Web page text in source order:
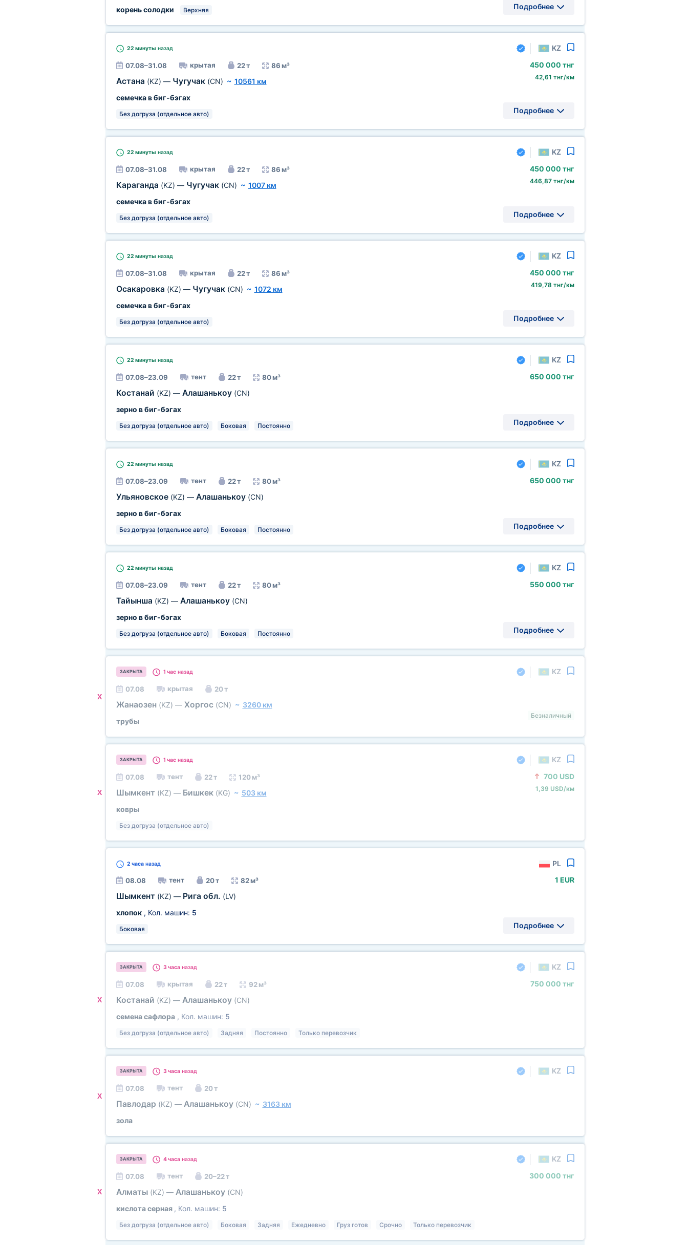
корень солодки
Верхняя Подробнее
22 минуты назад KZ
07.08–31.08 крытая 22 т 86 м³
Астана (KZ) — Чугучак (CN) ~ 10561 км
семечка в биг-бэгах
Без догруза (отдельное авто)
450 000 тнг
42,61 тнг/км
Подробнее
22 минуты назад KZ
07.08–31.08 крытая 22 т 86 м³
Караганда (KZ) — Чугучак (CN) ~ 1007 км
семечка в биг-бэгах
Без догруза (отдельное авто)
450 000 тнг
446,87 тнг/км
Подробнее
22 минуты назад KZ
07.08–31.08 крытая 22 т 86 м³
Осакаровка (KZ) — Чугучак (CN) ~ 1072 км
семечка в биг-бэгах
Без догруза (отдельное авто)
450 000 тнг
419,78 тнг/км
Подробнее
22 минуты назад KZ
07.08–23.09 тент 22 т 80 м³
Костанай (KZ) — Алашанькоу (CN)
зерно в биг-бэгах
Без догруза (отдельное авто) Боковая Постоянно
650 000 тнг
Подробнее
22 минуты назад KZ
07.08–23.09 тент 22 т 80 м³
Ульяновское (KZ) — Алашанькоу (CN)
зерно в биг-бэгах
Без догруза (отдельное авто) Боковая Постоянно
650 000 тнг
Подробнее
22 минуты назад KZ
07.08–23.09 тент 22 т 80 м³
Тайынша (KZ) — Алашанькоу (CN)
зерно в биг-бэгах
Без догруза (отдельное авто) Боковая Постоянно
550 000 тнг
Подробнее
X
ЗАКРЫТА 1 часназад KZ
07.08 крытая 20 т
Жанаозен (KZ) — Хоргос (CN) ~ 3260 км
трубы
Безналичный
X
ЗАКРЫТА 1 часназад KZ
07.08 тент 22 т 120 м³
Шымкент (KZ) — Бишкек (KG) ~ 503 км
ковры
Без догруза (отдельное авто)
700 USD
1,39 USD/км
2 часаназад PL
08.08 тент 20 т 82 м³
Шымкент (KZ) — Рига обл. (LV)
хлопок, Кол. машин: 5
Боковая
1 EUR
Подробнее
X
ЗАКРЫТА 3 часаназад KZ
07.08 крытая 22 т 92 м³
Костанай (KZ) — Алашанькоу (CN)
семена сафлора, Кол. машин: 5
Без догруза (отдельное авто) Задняя Постоянно Только перевозчик
750 000 тнг
X
ЗАКРЫТА 3 часаназад KZ
07.08 тент 20 т
Павлодар (KZ) — Алашанькоу (CN) ~ 3163 км
зола
X
ЗАКРЫТА 4 часаназад KZ
07.08 тент 20–22 т
Алматы (KZ) — Алашанькоу (CN)
кислота серная , Кол. машин: 5
Без догруза (отдельное авто) Боковая Задняя Ежедневно Груз готов Срочно Только перевозчик
300 000 тнг